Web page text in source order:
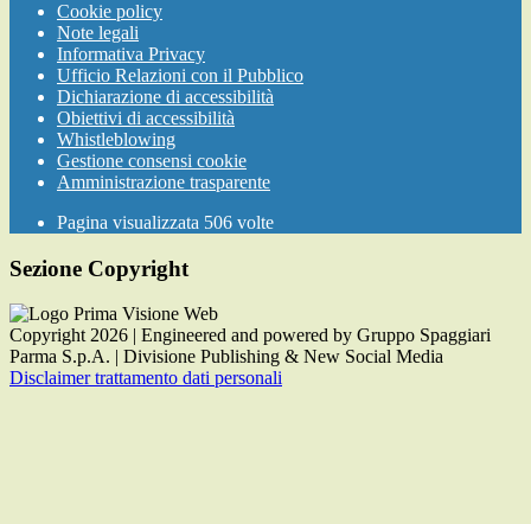
Cookie policy
Note legali
Informativa Privacy
Ufficio Relazioni con il Pubblico
Dichiarazione di accessibilità
Obiettivi di accessibilità
Whistleblowing
Gestione consensi cookie
Amministrazione trasparente
Pagina visualizzata 506 volte
Sezione Copyright
Copyright 2026 | Engineered and powered by Gruppo Spaggiari
Parma S.p.A. | Divisione Publishing & New Social Media
Disclaimer trattamento dati personali